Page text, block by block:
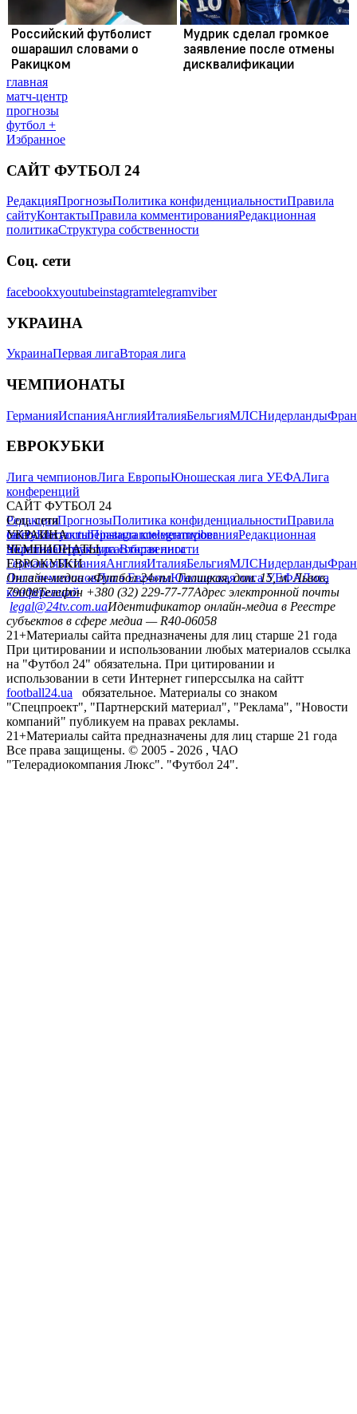
главная
матч-центр
прогнозы
футбол +
Избранное
САЙТ ФУТБОЛ 24
РедакцияПрогнозыПолитика конфиденциальностиПравила
сайтуКонтактыПравила комментированияРедакционная
политикаСтруктура собственности
Соц. сети
facebookxyoutubeinstagramtelegramviber
УКРАИНА
УкраинаПервая лигаВторая лига
ЧЕМПИОНАТЫ
ГерманияИспанияАнглияИталияБельгияМЛСНидерланды
ЕВРОКУБКИ
Лига чемпионовЛига ЕвропыЮношеская лига УЕФАЛига
конференций
САЙТ ФУТБОЛ 24
РедакцияПрогнозыПолитика конфиденциальностиПравила
сайтуКонтактыПравила комментированияРедакционная
политикаСтруктура собственности
Соц. сети
facebookxyoutubeinstagramtelegramviber
УКРАИНА
УкраинаПервая лигаВторая лига
ЧЕМПИОНАТЫ
ГерманияИспанияАнглияИталияБельгияМЛСНидерланды
ЕВРОКУБКИ
Лига чемпионовЛига ЕвропыЮношеская лига УЕФАЛига
конференций
Онлайн-медиа «Футбол 24»пл. Галицкая, дом. 15, м. Львов,
79008Телефон +380 (32) 229-77-77Адрес электронной почты
legal@24tv.com.uaИдентификатор онлайн-медиа в Реестре
субъектов в сфере медиа — R40-06058
21+Материалы сайта предназначены для лиц старше 21 года
При цитировании и использовании любых материалов ссылка
на "Футбол 24" обязательна. При цитировании и
использовании в сети Интернет гиперссылка на сайтт
football24.ua
обязательное. Материалы со знаком
"Спецпроект", "Партнерский материал", "Реклама", "Новости
компаний" публикуем на правах рекламы.
21+Материалы сайта предназначены для лиц старше 21 года
Все права защищены. © 2005 - 2026 , ЧАО
"Телерадиокомпания Люкс". "Футбол 24".